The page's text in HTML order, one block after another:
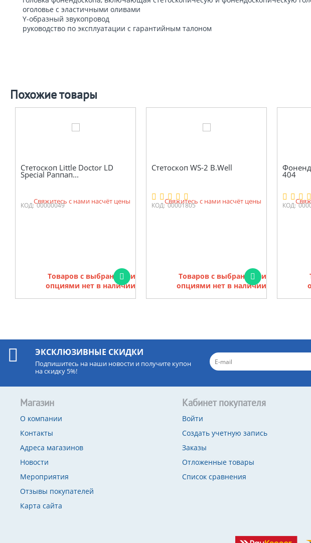
оголовье с эластичными оливами
Y-образный звукопровод
руководство по эксплуатации с гарантийным талоном
Похожие товары
Стетоскоп Little Doctor LD
Special Раппап...
КОД: 00000049
Свяжитесь с нами насчёт цены
Товаров с выбранными
опциями нет в наличии
Стетоскоп WS-2 B.Well
КОД: 00001805
Свяжитесь с нами насчёт цены
Товаров с выбранными
опциями нет в наличии
404
КОД:
ЭКСКЛЮЗИВНЫЕ СКИДКИ
Подпишитесь на наши новости и получите купон
на скидку 5%!
Магазин
О компании
Контакты
Адреса магазинов
Новости
Мероприятия
Отзывы покупателей
Карта сайта
Кабинет покупателя
Войти
Создать учетную запись
Заказы
Отложенные товары
Список сравнения